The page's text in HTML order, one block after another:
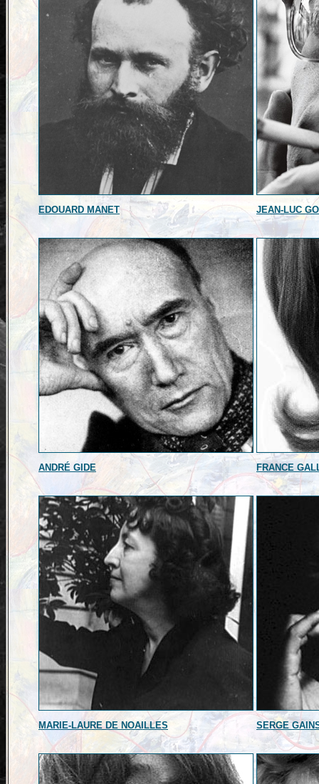
EDOUARD MANET JEAN-LUC
ANDRÉ GIDE FRANCE
MARIE-LAURE DE NOAILLES SERGE